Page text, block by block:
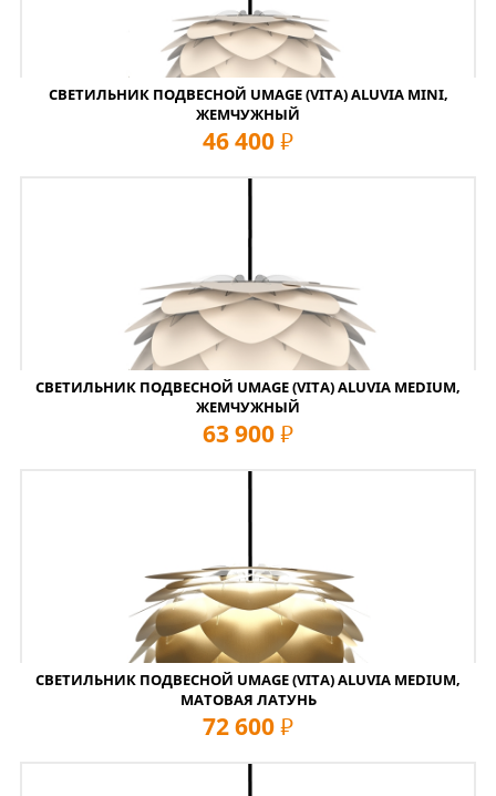
СВЕТИЛЬНИК ПОДВЕСНОЙ UMAGE (VITA) ALUVIA MINI,
ЖЕМЧУЖНЫЙ
46 400 руб
СВЕТИЛЬНИК ПОДВЕСНОЙ UMAGE (VITA) ALUVIA MEDIUM,
ЖЕМЧУЖНЫЙ
63 900 руб
СВЕТИЛЬНИК ПОДВЕСНОЙ UMAGE (VITA) ALUVIA MEDIUM,
МАТОВАЯ ЛАТУНЬ
72 600 руб